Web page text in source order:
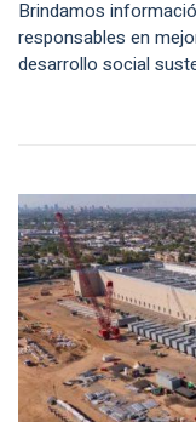
Brindamos
responsables en
desarrollo social